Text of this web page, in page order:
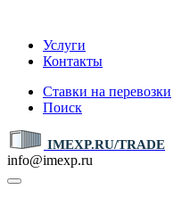
Услуги
Контакты
Ставки на перевозки
Поиск
IMEXP.RU/TRADE
info@imexp.ru